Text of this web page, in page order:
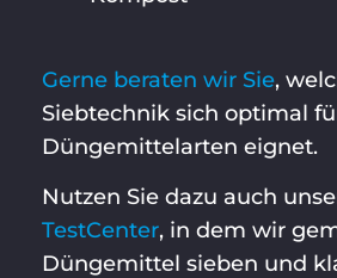
Gerne beraten wir Sie,
Siebtechnik sich optimal
Düngemittelarten eignet.
Nutzen Sie dazu auch
TestCenter, in dem wir
Düngemittel sieben und